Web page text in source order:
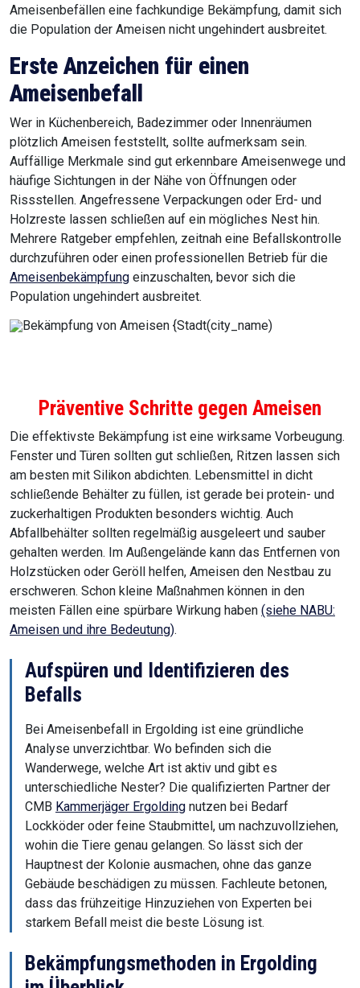
Ameisenbefällen eine fachkundige Bekämpfung, damit sich
die Population der Ameisen nicht ungehindert ausbreitet.
Erste Anzeichen für einen
Ameisenbefall
Wer in Küchenbereich, Badezimmer oder Innenräumen
plötzlich Ameisen feststellt, sollte aufmerksam sein.
Auffällige Merkmale sind gut erkennbare Ameisenwege und
häufige Sichtungen in der Nähe von Öffnungen oder
Rissstellen. Angefressene Verpackungen oder Erd- und
Holzreste lassen schließen auf ein mögliches Nest hin.
Mehrere Ratgeber empfehlen, zeitnah eine Befallskontrolle
durchzuführen oder einen professionellen Betrieb für die
Ameisenbekämpfung einzuschalten, bevor sich die
Population ungehindert ausbreitet.
Präventive Schritte gegen Ameisen
Die effektivste Bekämpfung ist eine wirksame Vorbeugung.
Fenster und Türen sollten gut schließen, Ritzen lassen sich
am besten mit Silikon abdichten. Lebensmittel in dicht
schließende Behälter zu füllen, ist gerade bei protein- und
zuckerhaltigen Produkten besonders wichtig. Auch
Abfallbehälter sollten regelmäßig ausgeleert und sauber
gehalten werden. Im Außengelände kann das Entfernen von
Holzstücken oder Geröll helfen, Ameisen den Nestbau zu
erschweren. Schon kleine Maßnahmen können in den
meisten Fällen eine spürbare Wirkung haben (siehe NABU:
Ameisen und ihre Bedeutung).
Aufspüren und Identifizieren des
Befalls
Bei Ameisenbefall in Ergolding ist eine gründliche
Analyse unverzichtbar. Wo befinden sich die
Wanderwege, welche Art ist aktiv und gibt es
unterschiedliche Nester? Die qualifizierten Partner der
CMB Kammerjäger Ergolding nutzen bei Bedarf
Lockköder oder feine Staubmittel, um nachzuvollziehen,
wohin die Tiere genau gelangen. So lässt sich der
Hauptnest der Kolonie ausmachen, ohne das ganze
Gebäude beschädigen zu müssen. Fachleute betonen,
dass das frühzeitige Hinzuziehen von Experten bei
starkem Befall meist die beste Lösung ist.
Bekämpfungsmethoden in Ergolding